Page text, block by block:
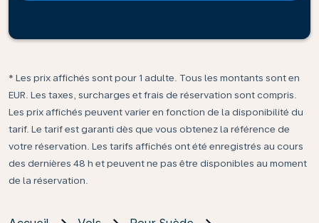
* Les prix affichés sont pour 1 adulte. Tous les montants sont en
EUR. Les taxes, surcharges et frais de réservation sont compris.
Les prix affichés peuvent varier en fonction de la disponibilité du
tarif. Le tarif est garanti dès que vous obtenez la référence de
votre réservation. Les tarifs affichés ont été enregistrés au cours
des dernières 48 h et peuvent ne pas être disponibles au moment
de la réservation.